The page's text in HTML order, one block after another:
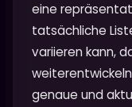
eine
tatsächliche
variieren kann,
genaue und